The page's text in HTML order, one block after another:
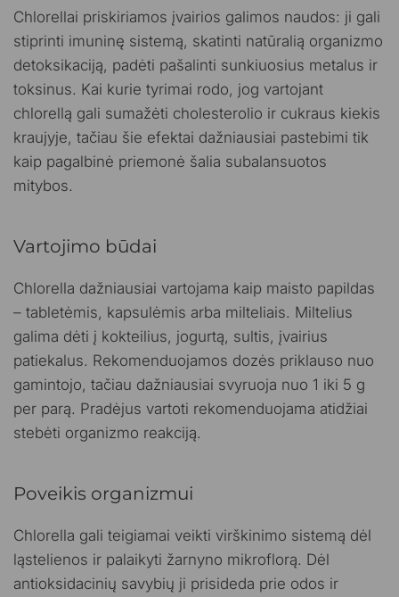
Chlorellai priskiriamos įvairios galimos naudos: ji gali
stiprinti imuninę sistemą, skatinti natūralią organizmo
detoksikaciją, padėti pašalinti sunkiuosius metalus ir
toksinus. Kai kurie tyrimai rodo, jog vartojant
chlorellą gali sumažėti cholesterolio ir cukraus kiekis
kraujyje, tačiau šie efektai dažniausiai pastebimi tik
kaip pagalbinė priemonė šalia subalansuotos
mitybos.
Vartojimo būdai
Chlorella dažniausiai vartojama kaip maisto papildas
– tabletėmis, kapsulėmis arba milteliais. Miltelius
galima dėti į kokteilius, jogurtą, sultis, įvairius
patiekalus. Rekomenduojamos dozės priklauso nuo
gamintojo, tačiau dažniausiai svyruoja nuo 1 iki 5 g
per parą. Pradėjus vartoti rekomenduojama atidžiai
stebėti organizmo reakciją.
Poveikis organizmui
Chlorella gali teigiamai veikti virškinimo sistemą dėl
ląstelienos ir palaikyti žarnyno mikroflorą. Dėl
antioksidacinių savybių ji prisideda prie odos ir